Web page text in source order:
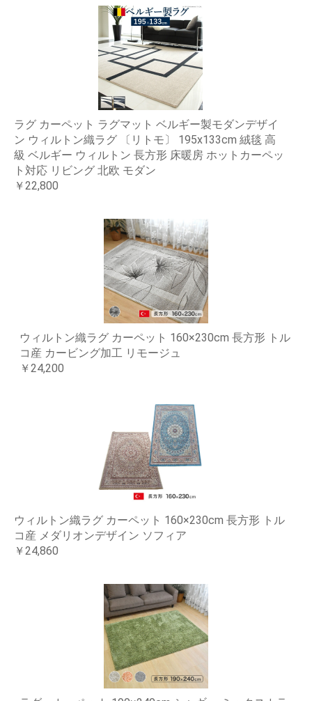
ラグ カーペット ラグマット ベルギー製モダンデザイ
ン ウィルトン織ラグ 〔リトモ〕 195x133cm 絨毯 高
級 ベルギー ウィルトン 長方形 床暖房 ホットカーペッ
ト対応 リビング 北欧 モダン
￥22,800
ウィルトン織ラグ カーペット 160×230cm 長方形 トル
コ産 カービング加工 リモージュ
￥24,200
ウィルトン織ラグ カーペット 160×230cm 長方形 トル
コ産 メダリオンデザイン ソフィア
￥24,860